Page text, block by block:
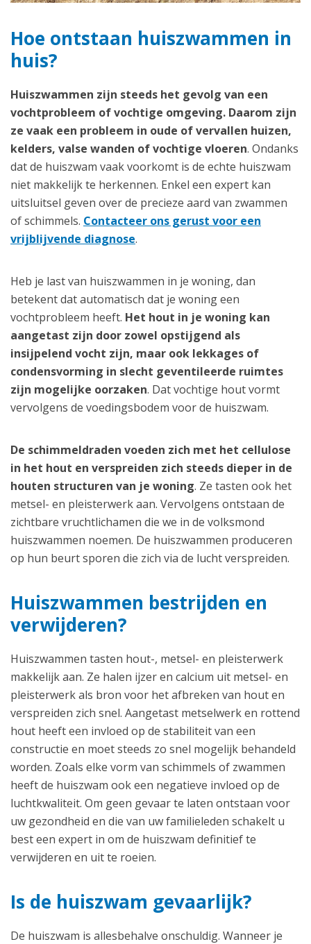
Hoe ontstaan huiszwammen in
huis?
Huiszwammen zijn steeds het gevolg van een
vochtprobleem of vochtige omgeving. Daarom zijn
ze vaak een probleem in oude of vervallen huizen,
kelders, valse wanden of vochtige vloeren. Ondanks
dat de huiszwam vaak voorkomt is de echte huiszwam
niet makkelijk te herkennen. Enkel een expert kan
uitsluitsel geven over de precieze aard van zwammen
of schimmels. Contacteer ons gerust voor een
vrijblijvende diagnose.
Heb je last van huiszwammen in je woning, dan
betekent dat automatisch dat je woning een
vochtprobleem heeft. Het hout in je woning kan
aangetast zijn door zowel opstijgend als
insijpelend vocht zijn, maar ook lekkages of
condensvorming in slecht geventileerde ruimtes
zijn mogelijke oorzaken. Dat vochtige hout vormt
vervolgens de voedingsbodem voor de huiszwam.
De schimmeldraden voeden zich met het cellulose
in het hout en verspreiden zich steeds dieper in de
houten structuren van je woning. Ze tasten ook het
metsel- en pleisterwerk aan. Vervolgens ontstaan de
zichtbare vruchtlichamen die we in de volksmond
huiszwammen noemen. De huiszwammen produceren
op hun beurt sporen die zich via de lucht verspreiden.
Huiszwammen bestrijden en
verwijderen?
Huiszwammen tasten hout-, metsel- en pleisterwerk
makkelijk aan. Ze halen ijzer en calcium uit metsel- en
pleisterwerk als bron voor het afbreken van hout en
verspreiden zich snel. Aangetast metselwerk en rottend
hout heeft een invloed op de stabiliteit van een
constructie en moet steeds zo snel mogelijk behandeld
worden. Zoals elke vorm van schimmels of zwammen
heeft de huiszwam ook een negatieve invloed op de
luchtkwaliteit. Om geen gevaar te laten ontstaan voor
uw gezondheid en die van uw familieleden schakelt u
best een expert in om de huiszwam definitief te
verwijderen en uit te roeien.
Is de huiszwam gevaarlijk?
De huiszwam is allesbehalve onschuldig. Wanneer je